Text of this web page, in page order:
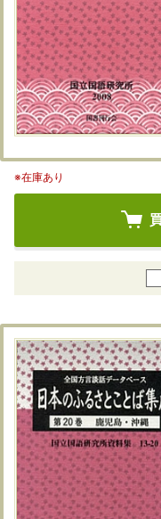
※在庫あり